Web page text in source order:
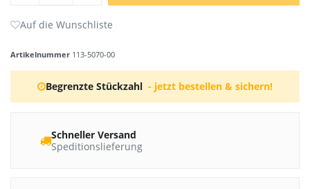
Artikelnummer 113-5070-00
Begrenzte Stückzahl - jetzt bestellen & sichern!
Schneller Versand
Speditionslieferung